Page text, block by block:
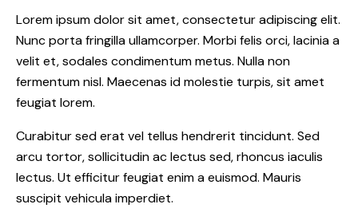
Lorem ipsum dolor sit amet, consectetur adipiscing elit.
Nunc porta fringilla ullamcorper. Morbi felis orci, lacinia a
velit et, sodales condimentum metus. Nulla non
fermentum nisl. Maecenas id molestie turpis, sit amet
feugiat lorem.
Curabitur sed erat vel tellus hendrerit tincidunt. Sed
arcu tortor, sollicitudin ac lectus sed, rhoncus iaculis
lectus. Ut efficitur feugiat enim a euismod. Mauris
suscipit vehicula imperdiet.